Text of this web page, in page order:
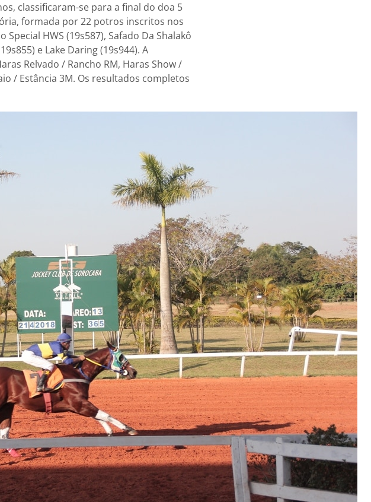
classificaram-se para a final do doa 5
formada por 22 potros inscritos nos
HWS (19s587), Safado Da Shalakô
e Lake Daring (19s944). A
Relvado / Rancho RM, Haras Show /
/ Estância 3M. Os resultados completos